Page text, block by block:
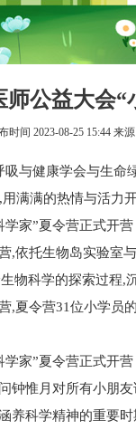
师公益大会
时间 2023-08-25 15:44
吸与健康学会与生
满满的热情与活力
,依托生物岛实验室
物科学的探索过程,
,夏令营31位小学员
钟惟月对所有小朋
养科学精神的重要